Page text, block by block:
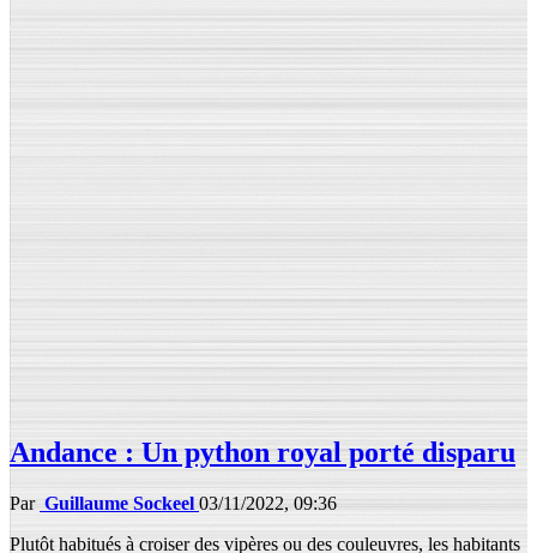
Andance : Un python royal porté disparu
Par Guillaume Sockeel 03/11/2022, 09:36
Plutôt habitués à croiser des vipères ou des couleuvres, les habitants